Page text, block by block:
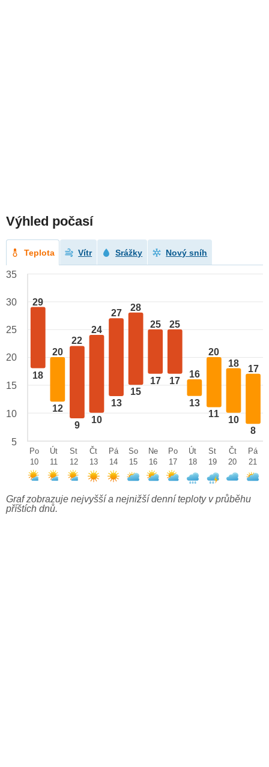
Výhled počasí
Teplota Vítr Srážky Nový sníh
29
18
20
12
22
9
24
10
27
13
28
15
25
17
25
17
16
13
20
11
18
10
17
8
35
30
25
20
15
10
5
Po
10
Út
11
St
12
Čt
13
Pá
14
So
15
Ne
16
Po
17
Út
18
St
19
Čt
20
Pá
21
Graf zobrazuje nejvyšší a nejnižší denní teploty v průběhu
příštích dnů.